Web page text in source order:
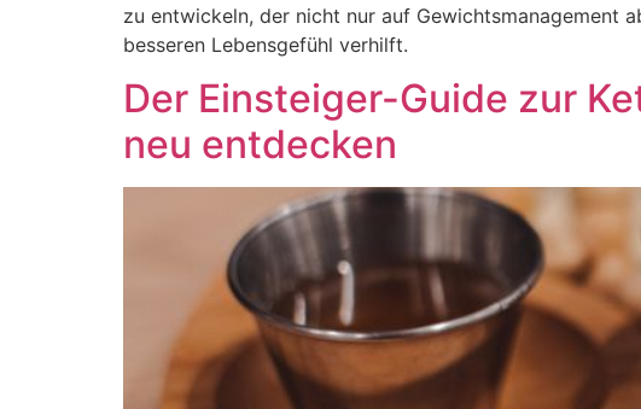
zu entwickeln, der nicht nur auf Gewichtsmanagement
besseren Lebensgefühl verhilft.
Der Einsteiger-Guide zur
neu entdecken